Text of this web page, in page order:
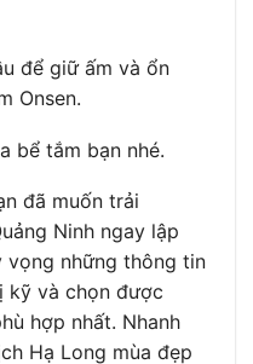
để giữ ấm và ổn
Onsen.
bể tắm bạn nhé.
đã muốn trải
Ninh ngay lập
vọng những thông tin
kỹ và chọn được
hợp nhất. Nhanh
Hạ Long mùa đẹp